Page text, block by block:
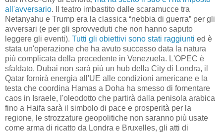
all'avversario. Il teatro imbastito dalle scaramucce tra
Netanyahu e Trump era la classica “nebbia di guerra” per gli
avversari (e per gli sprovveduti che non hanno saputo
leggere gli eventi). Tutti gli obiettivi sono stati raggiunti ed è
stata un'operazione che ha avuto successo data la natura
più complicata della precedente in Venezuela. L'OPEC è
sfaldato, Dubai non sarà più un hub della City di Londra, il
Qatar fornirà energia all'UE alle condizioni americane e la
testa che coordina Hamas a Doha ha smesso di fomentare
caos in Israele, l'oleodotto che partirà dalla penisola arabica
fino a Haifa sarà il simbolo di pace e prosperità per la
regione, le strozzature geopolitiche non saranno più usate
come arma di ricatto da Londra e Bruxelles, gli atti di